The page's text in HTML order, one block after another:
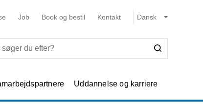
Job Book og bestil Kontakt
Uddannelse og karriere